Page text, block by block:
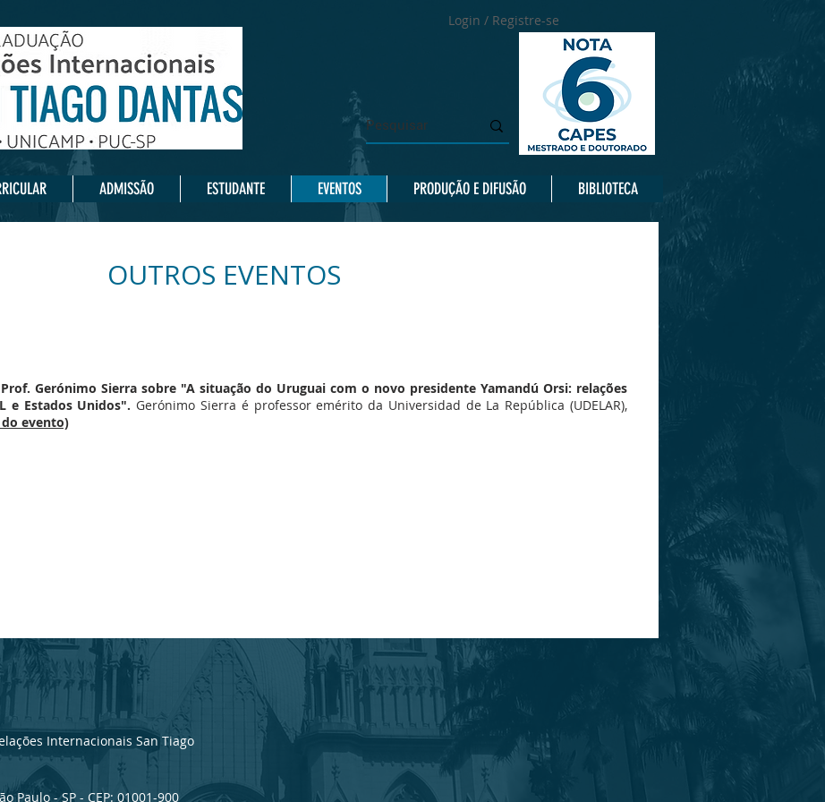
Login / Registre-se
ADMISSÃO ESTUDANTE EVENTOS PRODUÇÃO E DIFUSÃO BIBLIOTECA
OUTROS EVENTOS
Gerónimo Sierra sobre "A situação do Uruguai com o novo presidente Yamandú Orsi: relações
e Estados Unidos". Gerónimo Sierra é professor emérito da Universidad de La República (UDELAR),
evento)
Internacionais San Tiago
Paulo - SP - CEP: 01001-900